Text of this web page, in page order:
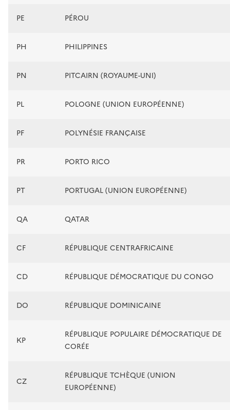
PE PÉROU
PH PHILIPPINES
PN PITCAIRN (ROYAUME-UNI)
PL POLOGNE (UNION EUROPÉENNE)
PF POLYNÉSIE FRANÇAISE
PR PORTO RICO
PT PORTUGAL (UNION EUROPÉENNE)
QA QATAR
CF RÉPUBLIQUE CENTRAFRICAINE
CD RÉPUBLIQUE DÉMOCRATIQUE DU CONGO
DO RÉPUBLIQUE DOMINICAINE
KP
RÉPUBLIQUE POPULAIRE DÉMOCRATIQUE DE
CORÉE
CZ
RÉPUBLIQUE TCHÈQUE (UNION
EUROPÉENNE)